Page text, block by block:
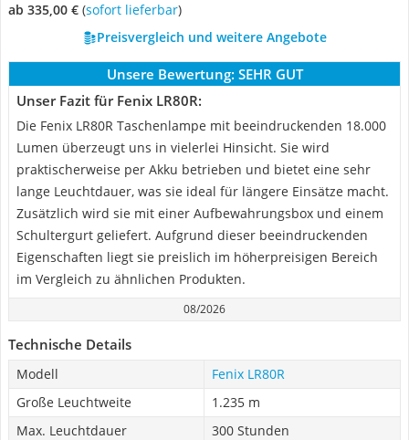
ab 335,00 € ( Sofort lieferbar)
Preisvergleich und weitere Angebote
Unsere Bewertung: SEHR GUT
Unser Fazit für Fenix LR80R:
Die Fenix LR80R Taschenlampe mit beeindruckenden 18.000
Lumen überzeugt uns in vielerlei Hinsicht. Sie wird
praktischerweise per Akku betrieben und bietet eine sehr
lange Leuchtdauer, was sie ideal für längere Einsätze macht.
Zusätzlich wird sie mit einer Aufbewahrungsbox und einem
Schultergurt geliefert. Aufgrund dieser beeindruckenden
Eigenschaften liegt sie preislich im höherpreisigen Bereich
im Vergleich zu ähnlichen Produkten.
08/2026
Technische Details
Modell
Fenix LR80R
Große Leuchtweite
1.235 m
Max. Leuchtdauer
300 Stunden